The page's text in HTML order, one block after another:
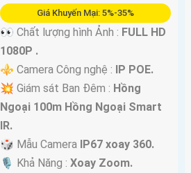
Giá Khuyến Mại: 5%-35%
👀 Chất lượng hình Ảnh : FULL HD
1080P .
⚜️ Camera Công nghệ : IP POE.
💥 Giám sát Ban Đêm : Hồng
Ngoại 100m Hồng Ngoại Smart
IR.
🎲 Mẫu Camera IP67 xoay 360.
️🎙 Khả Năng : Xoay Zoom.